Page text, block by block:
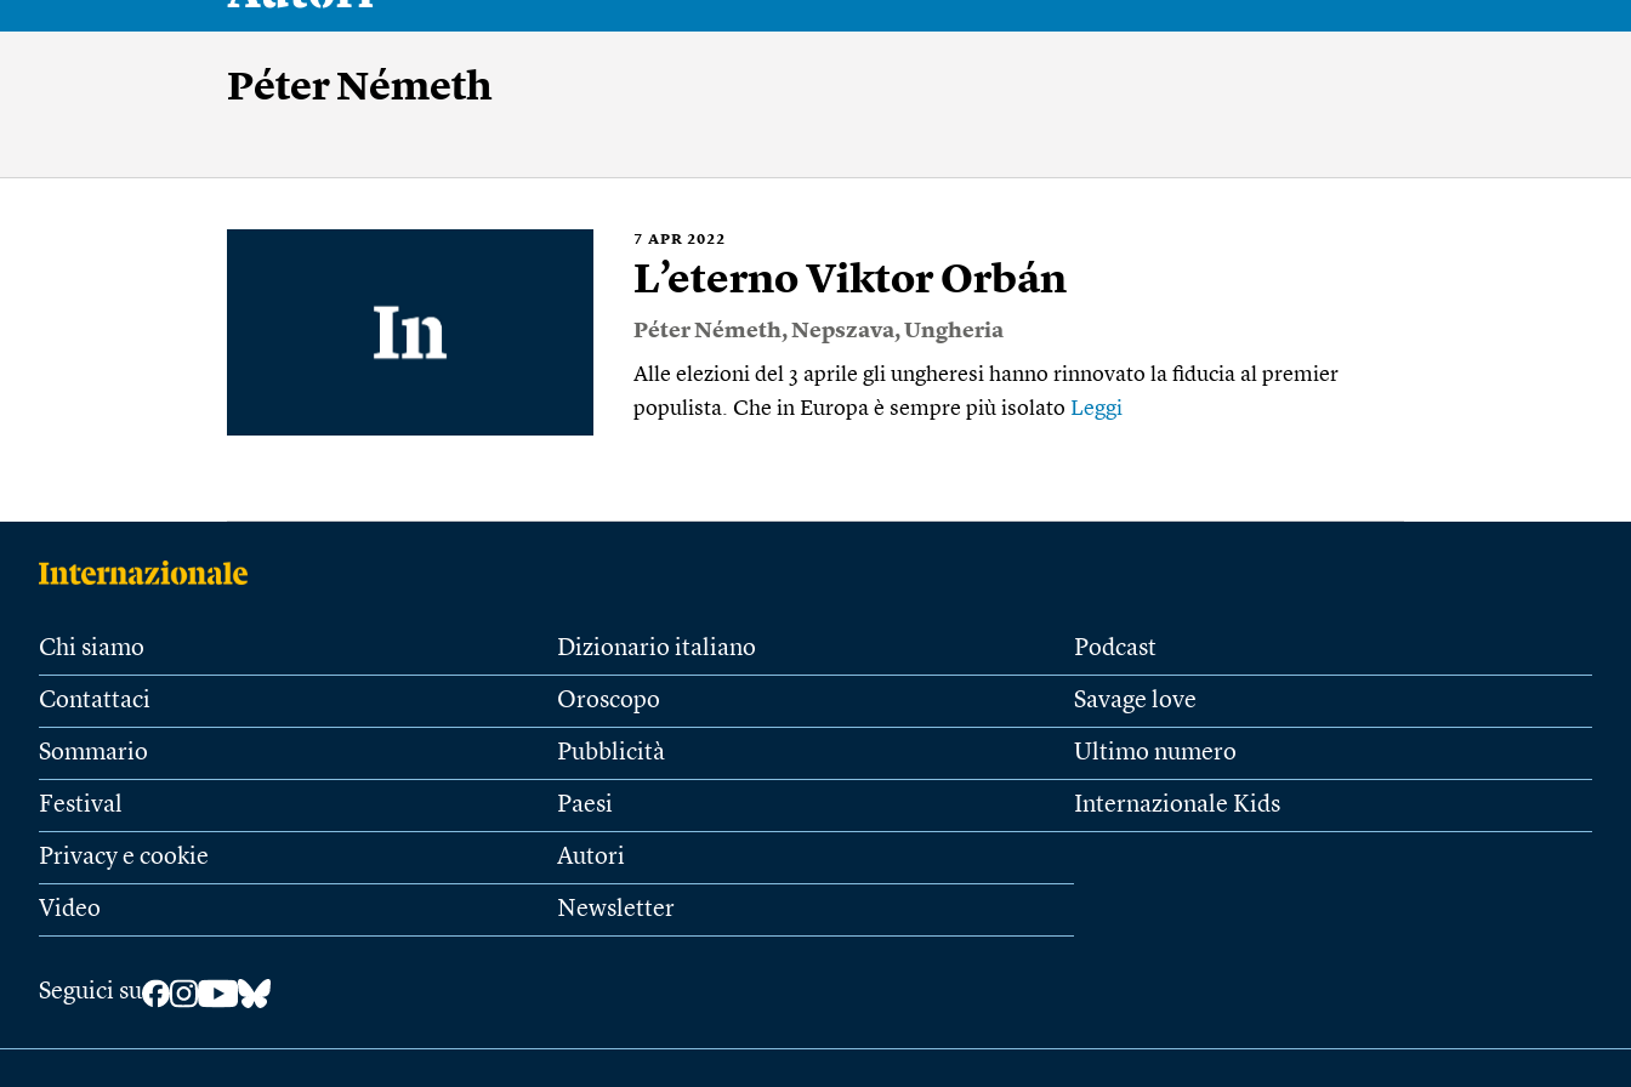
Péter Németh
7 APR 2022
L’eterno Viktor Orbán
Péter Németh,Nepszava,Ungheria
Alle elezioni del 3 aprile gli ungheresi hanno rinnovato la fiducia al premier
populista. Che in Europa è sempre più isolato Leggi
Chi siamo
Contattaci
Sommario
Festival
Privacy e cookie
Video
Dizionario italiano
Oroscopo
Pubblicità
Paesi
Autori
Newsletter
Podcast
Savage love
Ultimo numero
Internazionale Kids
Seguici su